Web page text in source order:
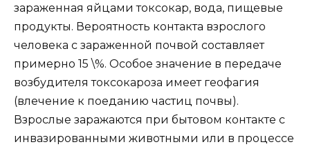
зараженная яйцами токсокар, вода, пищевые
продукты. Вероятность контакта взрослого
человека с зараженной почвой составляет
примерно 15 \%. Особое значение в передаче
возбудителя токсокароза имеет геофагия
(влечение к поеданию частиц почвы).
Взрослые заражаются при бытовом контакте с
инвазированными животными или в процессе